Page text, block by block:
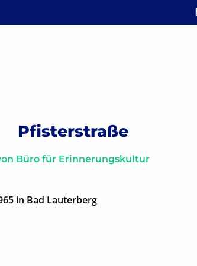
Pfisterstraße
Büro für Erinnerungskultur
in Bad Lauterberg